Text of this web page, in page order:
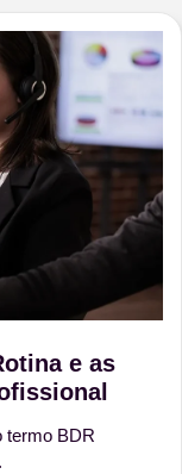
e as
termo BDR